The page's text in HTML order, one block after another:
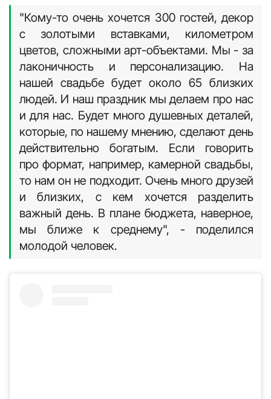
"Кому-то очень хочется 300 гостей, декор
с золотыми вставками, километром
цветов, сложными арт-объектами. Мы - за
лаконичность и персонализацию. На
нашей свадьбе будет около 65 близких
людей. И наш праздник мы делаем про нас
и для нас. Будет много душевных деталей,
которые, по нашему мнению, сделают день
действительно богатым. Если говорить
про формат, например, камерной свадьбы,
то нам он не подходит. Очень много друзей
и близких, с кем хочется разделить
важный день. В плане бюджета, наверное,
мы ближе к среднему", - поделился
молодой человек.